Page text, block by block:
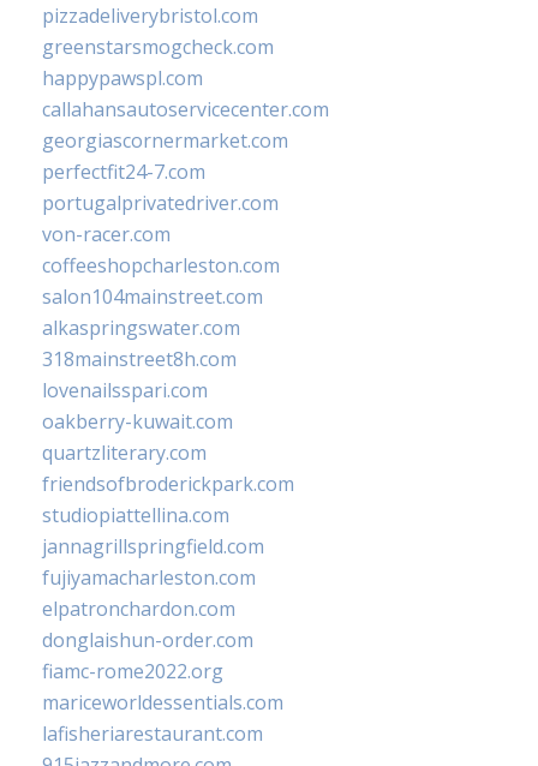
pizzadeliverybristol.com
greenstarsmogcheck.com
happypawspl.com
callahansautoservicecenter.com
georgiascornermarket.com
perfectfit24-7.com
portugalprivatedriver.com
von-racer.com
coffeeshopcharleston.com
salon104mainstreet.com
alkaspringswater.com
318mainstreet8h.com
lovenailsspari.com
oakberry-kuwait.com
quartzliterary.com
friendsofbroderickpark.com
studiopiattellina.com
jannagrillspringfield.com
fujiyamacharleston.com
elpatronchardon.com
donglaishun-order.com
fiamc-rome2022.org
mariceworldessentials.com
lafisheriarestaurant.com